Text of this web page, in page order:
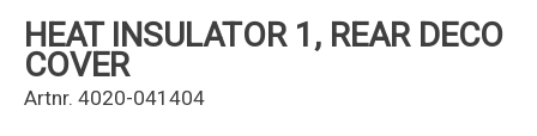
HEAT INSULATOR 1, REAR DECO
COVER
Artnr. 4020-041404